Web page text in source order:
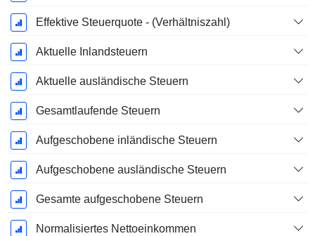
Effektive Steuerquote - (Verhältniszahl)
Aktuelle Inlandsteuern
Aktuelle ausländische Steuern
Gesamtlaufende Steuern
Aufgeschobene inländische Steuern
Aufgeschobene ausländische Steuern
Gesamte aufgeschobene Steuern
Normalisiertes Nettoeinkommen